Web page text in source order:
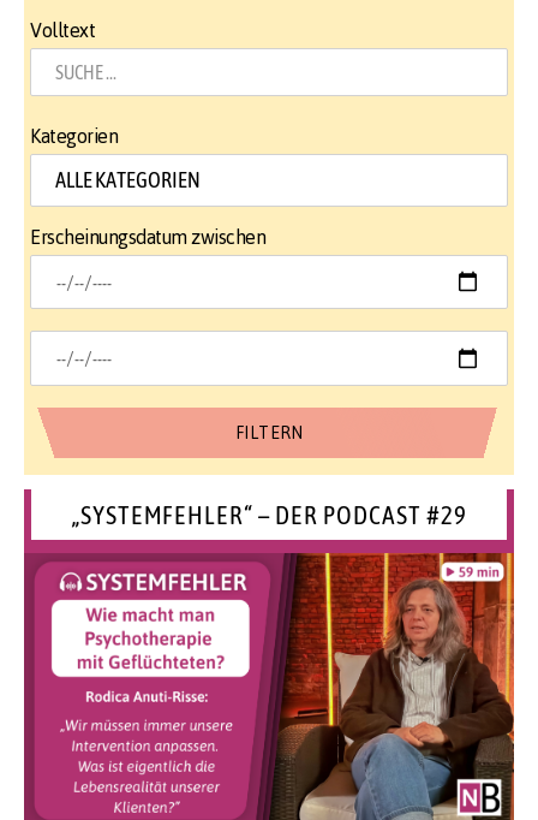
Volltext
Kategorien
Erscheinungsdatum zwischen
„SYSTEMFEHLER“ – DER PODCAST #29